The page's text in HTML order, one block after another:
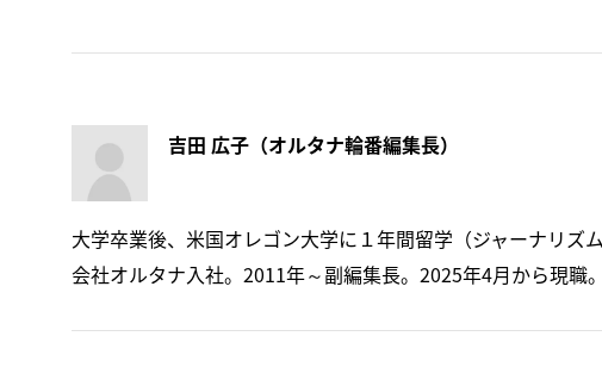
吉田 広子（オルタナ輪番編集長）
大学卒業後、米国オレゴン大学に１年間留学（ジャーナリズ
会社オルタナ入社。2011年～副編集長。2025年4月から現職。